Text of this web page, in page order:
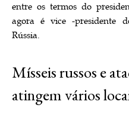
entre os termos do
agora é vice -presidente
Rússia.
Mísseis russos e
atingem vários